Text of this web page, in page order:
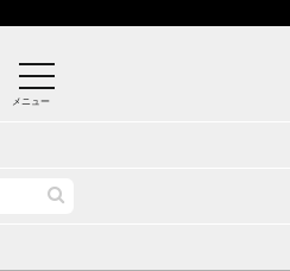
メニュー